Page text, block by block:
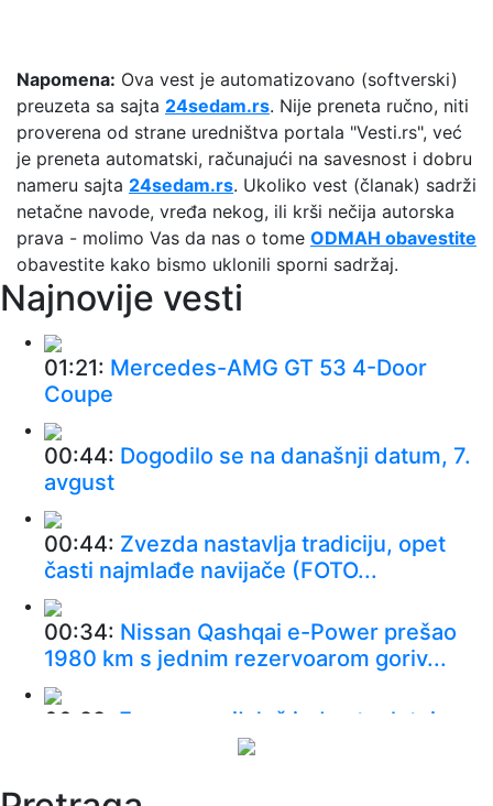
Napomena: Ova vest je automatizovano (softverski)
preuzeta sa sajta 24sedam.rs. Nije preneta ručno, niti
proverena od strane uredništva portala "Vesti.rs", već
je preneta automatski, računajući na savesnost i dobru
nameru sajta 24sedam.rs. Ukoliko vest (članak) sadrži
netačne navode, vređa nekog, ili krši nečija autorska
prava - molimo Vas da nas o tome ODMAH obavestite
obavestite kako bismo uklonili sporni sadržaj.
Najnovije vesti
01:21: Mercedes-AMG GT 53 4-Door
Coupe
00:44: Dogodilo se na današnji datum, 7.
avgust
00:44: Zvezda nastavlja tradiciju, opet
časti najmlađe navijače (FOTO...
00:34: Nissan Qashqai e-Power prešao
1980 km s jednim rezervoarom goriv...
00:29: Evropa gori! Još jedan toplotni
talas, cela Italija pod crvenim ...